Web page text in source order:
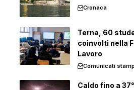
Cronaca
Terna, 60
coinvolti nella
Lavoro
Comunicati
Caldo fino a